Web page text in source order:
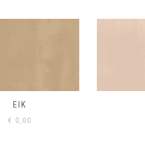
BEUK
€ 0,00